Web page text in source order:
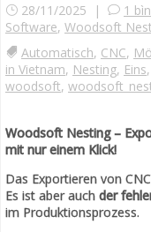
28/11/2025 | 1
Software, Woodsoft
Automatisch, CNC,
in Vietnam, Nesting, Eins,
woodsoft,
Woodsoft Nesting –
mit nur einem Klick!
Das Exportieren von
Es ist aber auch der
im Produktionsprozess.